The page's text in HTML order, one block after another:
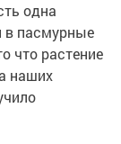
одна
в пасмурные
что растение
наших